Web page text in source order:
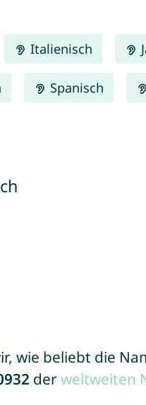
Italienisch
Spanisch
wie beliebt die
derweltweiten